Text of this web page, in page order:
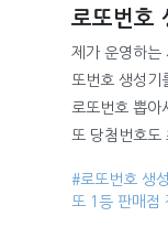
로또번호
제가 운영하는
또번호 생성기
로또번호 뽑아
또 당첨번호도
#로또번호 생성
또 1등 판매점